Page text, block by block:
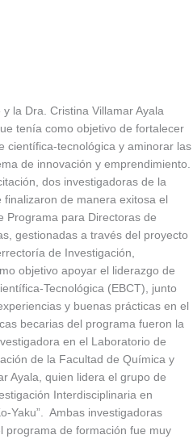
la Dra. Cristina Villamar Ayala
tenía como objetivo de fortalecer
científica-tecnológica y aminorar las
de innovación y emprendimiento.
dos investigadoras de la
de manera exitosa el
Programa para Directoras de
gestionadas a través del proyecto
de Investigación,
objetivo apoyar el liderazgo de
Tecnológica (EBCT), junto
y buenas prácticas en el
becarias del programa fueron la
en el Laboratorio de
de la Facultad de Química y
Ayala, quien lidera el grupo de
Interdisciplinaria en
Yaku”. Ambas investigadoras
programa de formación fue muy